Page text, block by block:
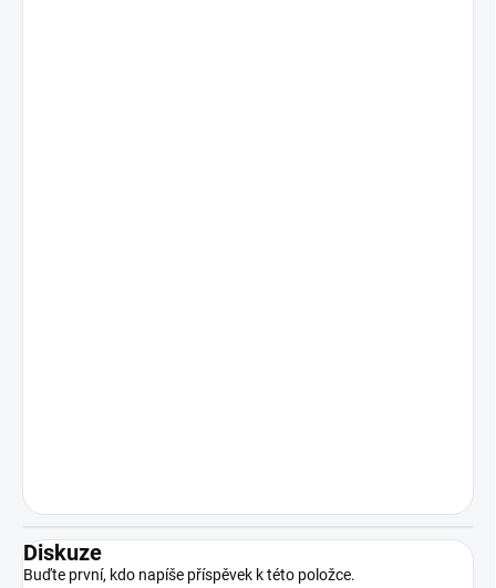
Diskuze
Buďte první, kdo napíše příspěvek k této položce.